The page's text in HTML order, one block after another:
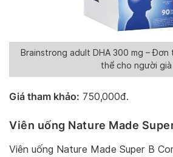
Brainstrong adult DHA 300 mg –
thể cho người già
Giá tham khảo: 750,000đ.
Viên uống Nature Made
Viên uống Nature Made Super B